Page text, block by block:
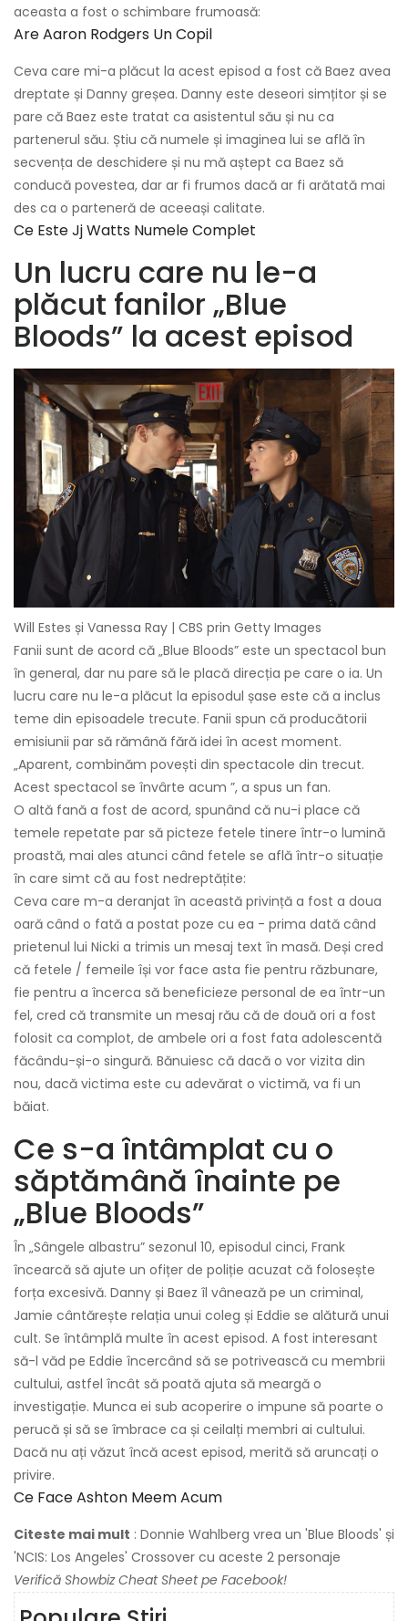
aceasta a fost o schimbare frumoasă:
Are Aaron Rodgers Un Copil
Ceva care mi-a plăcut la acest episod a fost că Baez avea
dreptate și Danny greșea. Danny este deseori simțitor și se
pare că Baez este tratat ca asistentul său și nu ca
partenerul său. Știu că numele și imaginea lui se află în
secvența de deschidere și nu mă aștept ca Baez să
conducă povestea, dar ar fi frumos dacă ar fi arătată mai
des ca o parteneră de aceeași calitate.
Ce Este Jj Watts Numele Complet
Un lucru care nu le-a
plăcut fanilor „Blue
Bloods” la acest episod
Will Estes și Vanessa Ray | CBS prin Getty Images
Fanii sunt de acord că „Blue Bloods” este un spectacol bun
în general, dar nu pare să le placă direcția pe care o ia. Un
lucru care nu le-a plăcut la episodul șase este că a inclus
teme din episoadele trecute. Fanii spun că producătorii
emisiunii par să rămână fără idei în acest moment.
„Aparent, combinăm povești din spectacole din trecut.
Acest spectacol se învârte acum ”, a spus un fan.
O altă fană a fost de acord, spunând că nu-i place că
temele repetate par să picteze fetele tinere într-o lumină
proastă, mai ales atunci când fetele se află într-o situație
în care simt că au fost nedreptățite:
Ceva care m-a deranjat în această privință a fost a doua
oară când o fată a postat poze cu ea - prima dată când
prietenul lui Nicki a trimis un mesaj text în masă. Deși cred
că fetele / femeile își vor face asta fie pentru răzbunare,
fie pentru a încerca să beneficieze personal de ea într-un
fel, cred că transmite un mesaj rău că de două ori a fost
folosit ca complot, de ambele ori a fost fata adolescentă
făcându-și-o singură. Bănuiesc că dacă o vor vizita din
nou, dacă victima este cu adevărat o victimă, va fi un
băiat.
Ce s-a întâmplat cu o
săptămână înainte pe
„Blue Bloods”
În „Sângele albastru” sezonul 10, episodul cinci, Frank
încearcă să ajute un ofițer de poliție acuzat că folosește
forța excesivă. Danny și Baez îl vânează pe un criminal,
Jamie cântărește relația unui coleg și Eddie se alătură unui
cult. Se întâmplă multe în acest episod. A fost interesant
să-l văd pe Eddie încercând să se potrivească cu membrii
cultului, astfel încât să poată ajuta să meargă o
investigație. Munca ei sub acoperire o impune să poarte o
perucă și să se îmbrace ca și ceilalți membri ai cultului.
Dacă nu ați văzut încă acest episod, merită să aruncați o
privire.
Ce Face Ashton Meem Acum
Citeste mai mult : Donnie Wahlberg vrea un 'Blue Bloods' și
'NCIS: Los Angeles' Crossover cu aceste 2 personaje
Verifică Showbiz Cheat Sheet pe Facebook!